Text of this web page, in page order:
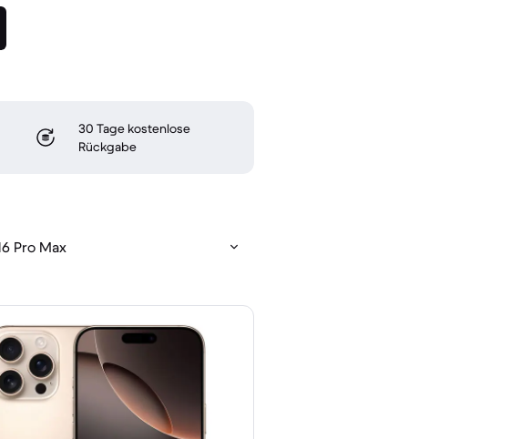
30 Tage kostenlose
Rückgabe
Pro Max